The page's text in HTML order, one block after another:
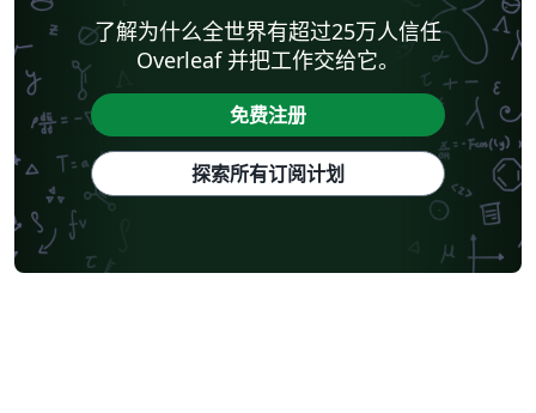
了解为什么全世界有超过25万人信任
Overleaf 并把工作交给它。
免费注册
探索所有订阅计划